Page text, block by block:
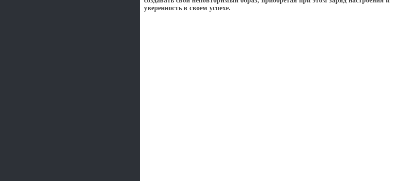
уверенность в своем успехе.